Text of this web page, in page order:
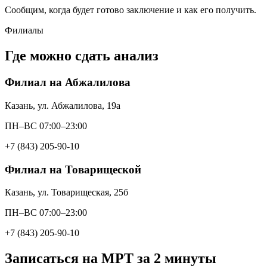
Сообщим, когда будет готово заключение и как его получить.
Филиалы
Где можно сдать анализ
Филиал на Абжалилова
Казань, ул. Абжалилова, 19а
ПН–ВС 07:00–23:00
+7 (843) 205-90-10
Филиал на Товарищеской
Казань, ул. Товарищеская, 25б
ПН–ВС 07:00–23:00
+7 (843) 205-90-10
Записаться на МРТ за 2 минуты